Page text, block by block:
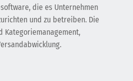
die es Unternehmen
und zu betreiben. Die
Kategoriemanagement,